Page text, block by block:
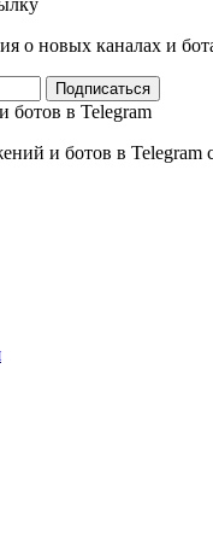
о новых каналах и
Подписаться
ботов в Telegram
и ботов в